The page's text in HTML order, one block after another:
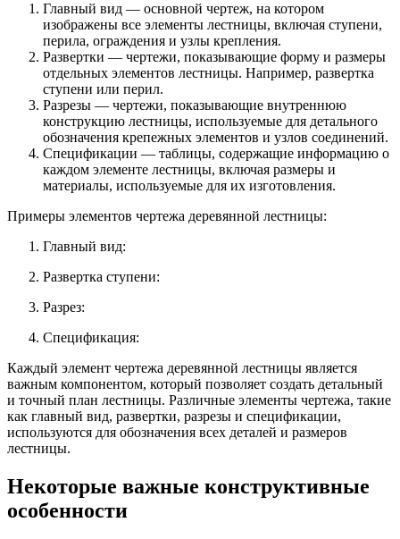
Главный вид — основной чертеж, на котором
изображены все элементы лестницы, включая ступени,
перила, ограждения и узлы крепления.
Развертки — чертежи, показывающие форму и размеры
отдельных элементов лестницы. Например, развертка
ступени или перил.
Разрезы — чертежи, показывающие внутреннюю
конструкцию лестницы, используемые для детального
обозначения крепежных элементов и узлов соединений.
Спецификации — таблицы, содержащие информацию о
каждом элементе лестницы, включая размеры и
материалы, используемые для их изготовления.
Примеры элементов чертежа деревянной лестницы:
Главный вид:
Развертка ступени:
Разрез:
Спецификация:
Каждый элемент чертежа деревянной лестницы является
важным компонентом, который позволяет создать детальный
и точный план лестницы. Различные элементы чертежа, такие
как главный вид, развертки, разрезы и спецификации,
используются для обозначения всех деталей и размеров
лестницы.
Некоторые важные конструктивные
особенности